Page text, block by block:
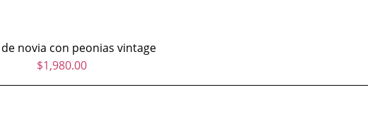
novia con peonias vintage
$1,980.00